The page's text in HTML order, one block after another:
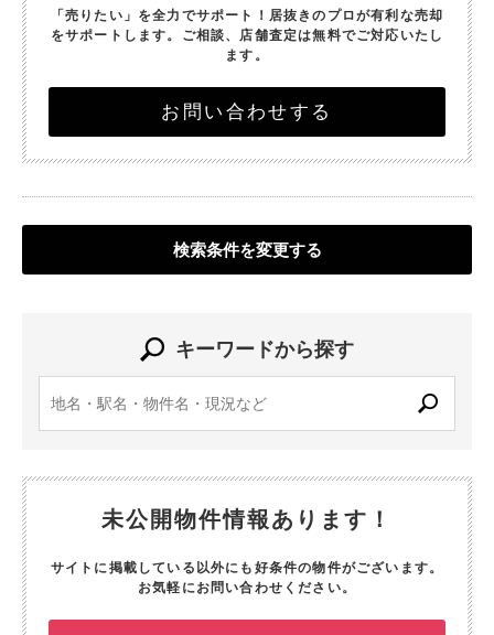
「売りたい」を全力でサポート！ 居抜きのプロが有利な売却
をサポートします。 ご相談、店舗査定は無料でご対応いたし
ます。
お問い合わせする
検索条件を変更する
キーワードから探す
未公開物件情報あります！
サイトに掲載している以外にも好条件の物件がございます。
お気軽にお問い合わせください。